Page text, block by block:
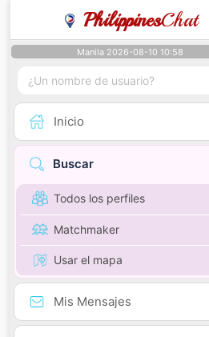
PhilippinesChat
Manila 2026-08-10 10:58
Inicio
Buscar
Todos los perfiles
Matchmaker
Usar el mapa
Mis Mensajes